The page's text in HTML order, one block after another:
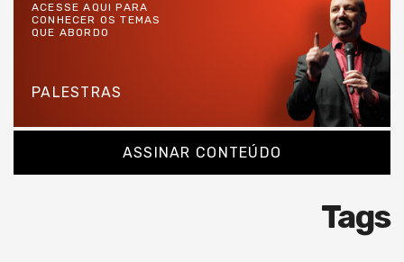
ACESSE AQUI PARA
CONHECER OS TEMAS
QUE ABORDO
PALESTRAS
ASSINAR CONTEÚDO
Tags